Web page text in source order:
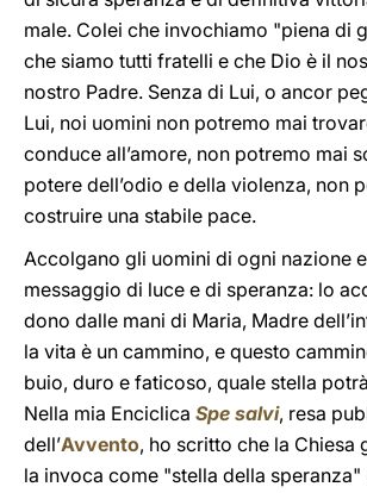
male. Colei che invochiamo "piena di
che siamo tutti fratelli e che Dio è il
nostro Padre. Senza di Lui, o ancor
Lui, noi uomini non potremo mai
conduce all’amore, non potremo mai
potere dell’odio e della violenza, non
costruire una stabile pace.
Accolgano gli uomini di ogni nazione
messaggio di luce e di speranza: lo
dono dalle mani di Maria, Madre
la vita è un cammino, e questo
buio, duro e faticoso, quale stella
Nella mia Enciclica Spe salvi, resa
dell’Avvento, ho scritto che la Chiesa
la invoca come "stella della speranza"